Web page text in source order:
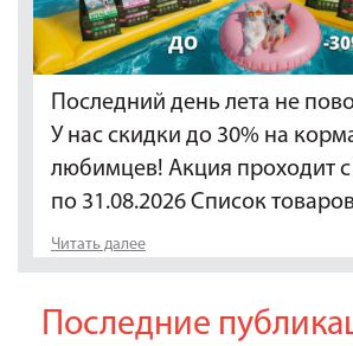
Последний день лета не
У нас скидки до 30% на
любимцев! Акция проходит с
по 31.08.2026 Список
Читать далее
Последние